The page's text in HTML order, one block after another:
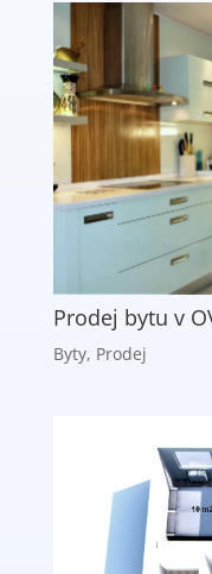
Prodej bytu v
Byty, Prodej